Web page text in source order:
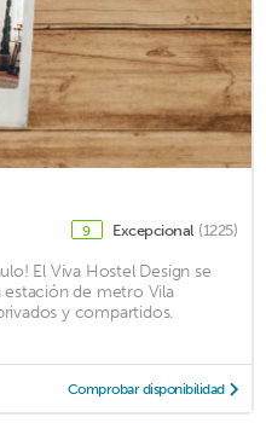
9 Excepcional (1225)
El Viva Hostel Design se
estación de metro Vila
y compartidos.
Comprobar disponibilidad